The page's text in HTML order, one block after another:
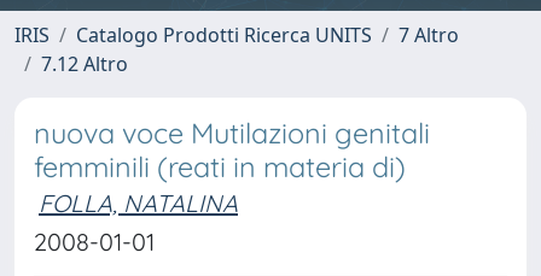
IRIS Catalogo Prodotti Ricerca UNITS
7 Altro
7.12 Altro
nuova voce Mutilazioni genitali
femminili (reati in materia di)
FOLLA, NATALINA
2008-01-01